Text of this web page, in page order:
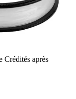
Crédités après